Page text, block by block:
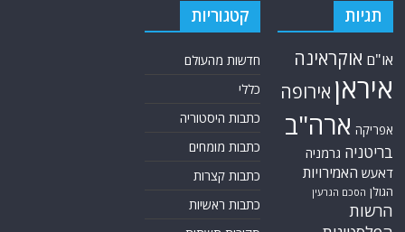
תגיות
או"ם אוקראינה
איראן אירופה
אפריקה ארה"ב
בריטניה גרמניה
דאעש האמירויות
הגולן הסכם הגרעין
הרשות
קטגוריות
חדשות מהעולם
כללי
כתבות היסטוריה
כתבות מומחים
כתבות קצרות
כתבות ראשיות